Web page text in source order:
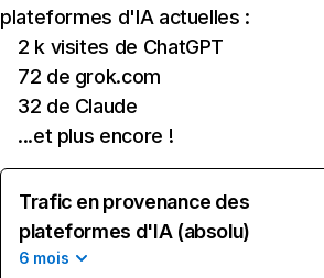
plateformes d'IA actuelles :
2 k visites de ChatGPT
72 de grok.com
32 de Claude
...et plus encore !
Trafic en provenance des
plateformes d'IA (absolu)
6 mois